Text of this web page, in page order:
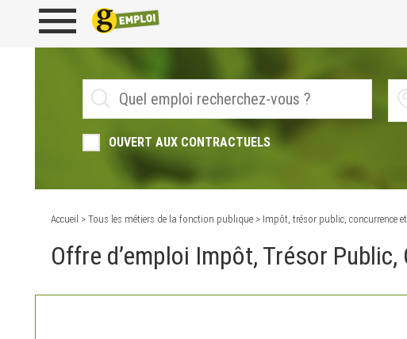
OUVERT AUX CONTRACTUELS
Accueil > Tous les métiers de la fonction publique > Impôt, trésor public, concurrence
Offre d’emploi Impôt, Trésor